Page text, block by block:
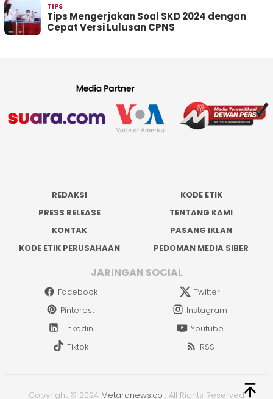
TIPS
Tips Mengerjakan Soal SKD 2024 dengan
Cepat Versi Lulusan CPNS
REDAKSI
KODE ETIK
PRESS RELEASE
TENTANG KAMI
KONTAK
PASANG IKLAN
KODE ETIK PERUSAHAAN
PEDOMAN MEDIA SIBER
JARINGAN SOCIAL
Facebook
Twitter
Pinterest
Instagram
Linkedin
Youtube
Tiktok
RSS
Copyright © 2024 Metaranews.co . All Rights Reserved